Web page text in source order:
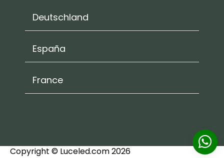
Deutschland
España
France
Copyright © Luceled.com 2026